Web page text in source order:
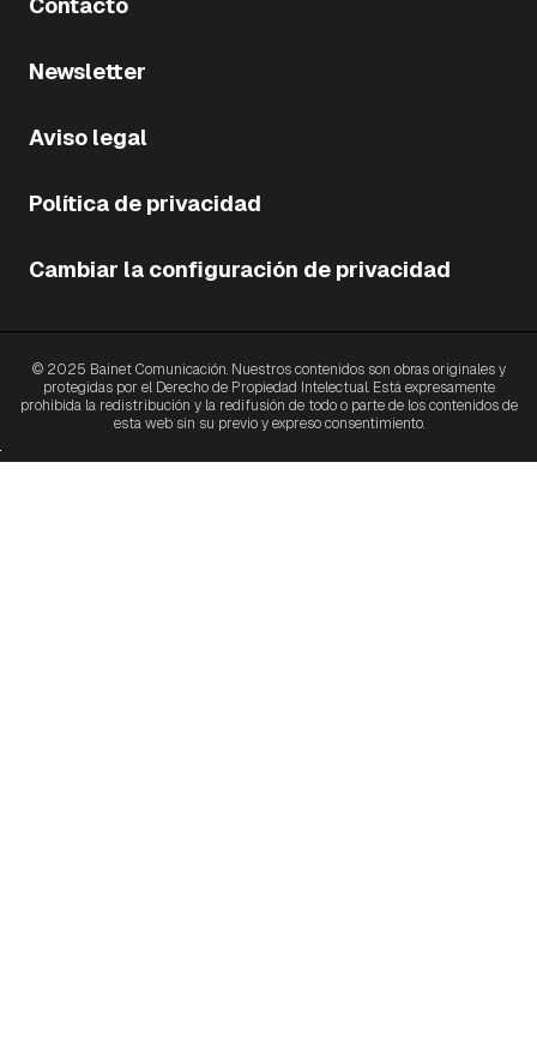
Contacto
Newsletter
Aviso legal
Política de privacidad
Cambiar la configuración de privacidad
© 2025 Bainet Comunicación. Nuestros contenidos son obras originales y
protegidas por el Derecho de Propiedad Intelectual. Está expresamente
prohibida la redistribución y la redifusión de todo o parte de los contenidos de
esta web sin su previo y expreso consentimiento.